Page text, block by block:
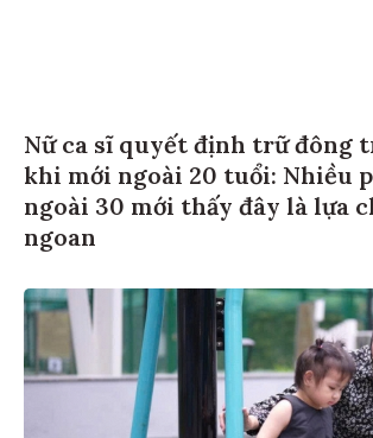
Nữ ca sĩ quyết định trữ đông
khi mới ngoài 20 tuổi: Nhiều
ngoài 30 mới thấy đây là lựa
ngoan